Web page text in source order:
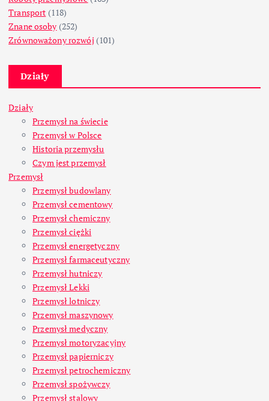
Transport (118)
Znane osoby (252)
Zrównoważony rozwój (101)
Działy
Działy
Przemysł na świecie
Przemysł w Polsce
Historia przemysłu
Czym jest przemysł
Przemysł
Przemysł budowlany
Przemysł cementowy
Przemysł chemiczny
Przemysł ciężki
Przemysł energetyczny
Przemysł farmaceutyczny
Przemysł hutniczy
Przemysł Lekki
Przemysł lotniczy
Przemysł maszynowy
Przemysł medyczny
Przemysł motoryzacyjny
Przemysł papierniczy
Przemysł petrochemiczny
Przemysł spożywczy
Przemysł stalowy